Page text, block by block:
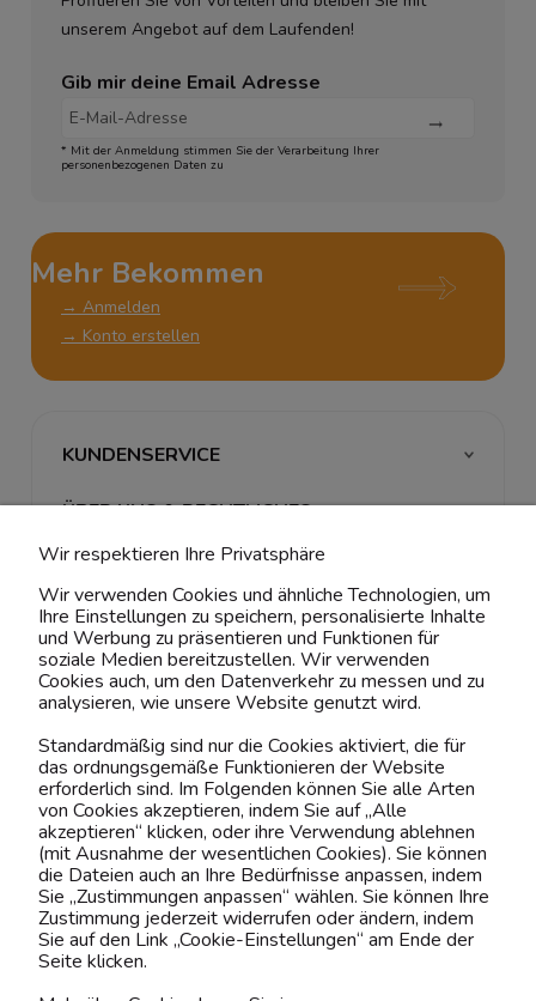
unserem Angebot auf dem Laufenden!
Gib mir deine Email Adresse
* Mit der Anmeldung stimmen Sie der Verarbeitung Ihrer
personenbezogenen Daten zu
Mehr Bekommen
→ Anmelden
→ Konto erstellen
Kontaktiere uns!
0151 12200811
shop@yourhouse24.eu
Mo. - Fr. 07:00-15:00
KUNDENSERVICE
ÜBER UNS & RECHTLICHES
MEIN ACCOUNT
BELIEBTE KATEGORIEN
Wir respektieren Ihre Privatsphäre
Wir verwenden Cookies und ähnliche Technologien, um
Ihre Einstellungen zu speichern, personalisierte Inhalte
und Werbung zu präsentieren und Funktionen für
soziale Medien bereitzustellen. Wir verwenden
Cookies auch, um den Datenverkehr zu messen und zu
analysieren, wie unsere Website genutzt wird.
Standardmäßig sind nur die Cookies aktiviert, die für
das ordnungsgemäße Funktionieren der Website
erforderlich sind. Im Folgenden können Sie alle Arten
von Cookies akzeptieren, indem Sie auf „Alle
akzeptieren“ klicken, oder ihre Verwendung ablehnen
(mit Ausnahme der wesentlichen Cookies). Sie können
die Dateien auch an Ihre Bedürfnisse anpassen, indem
Sie „Zustimmungen anpassen“ wählen. Sie können Ihre
Zustimmung jederzeit widerrufen oder ändern, indem
Sie auf den Link „Cookie-Einstellungen“ am Ende der
Seite klicken.